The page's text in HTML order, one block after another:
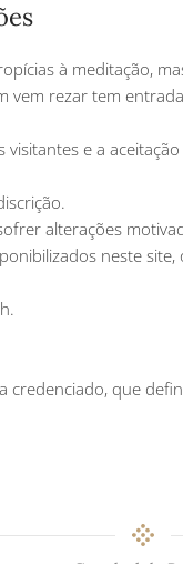
à meditação,
rezar tem
e a
alterações
neste
credenciado, que